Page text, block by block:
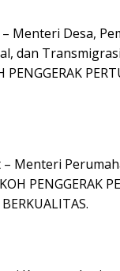
Menteri Desa,
dan Transmigrasi
Menteri
PENGGERAK